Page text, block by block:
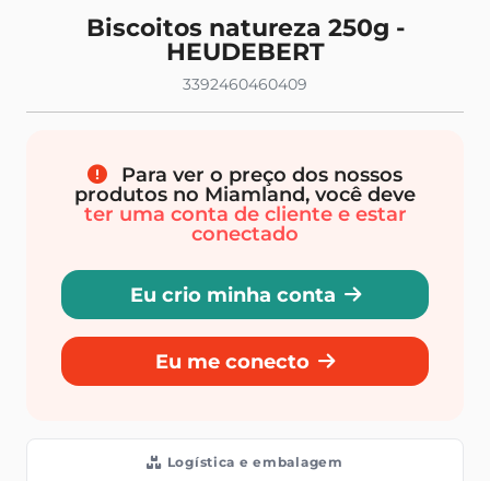
Biscoitos natureza 250g -
HEUDEBERT
3392460460409
Para ver o preço dos nossos
produtos no Miamland, você deve
ter uma conta de cliente e estar
conectado
Eu crio minha conta
Eu me conecto
Logística e embalagem